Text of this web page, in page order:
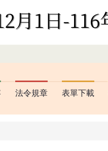
法令規章 表單下載